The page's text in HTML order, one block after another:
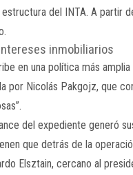
estructura del INTA. A partir
inmobiliarios
en una política más amplia
por Nicolás Pakgojz, que
del expediente generó
que detrás de la
Elsztain, cercano al